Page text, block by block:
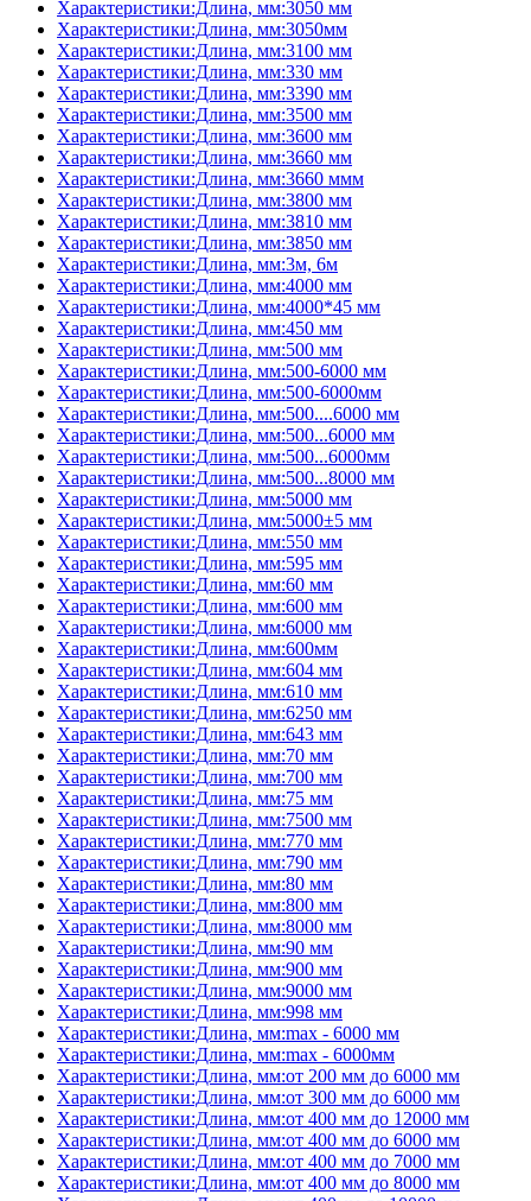
Характеристики:Длина, мм:3050 мм
Характеристики:Длина, мм:3050мм
Характеристики:Длина, мм:3100 мм
Характеристики:Длина, мм:330 мм
Характеристики:Длина, мм:3390 мм
Характеристики:Длина, мм:3500 мм
Характеристики:Длина, мм:3600 мм
Характеристики:Длина, мм:3660 мм
Характеристики:Длина, мм:3660 ммм
Характеристики:Длина, мм:3800 мм
Характеристики:Длина, мм:3810 мм
Характеристики:Длина, мм:3850 мм
Характеристики:Длина, мм:3м, 6м
Характеристики:Длина, мм:4000 мм
Характеристики:Длина, мм:4000*45 мм
Характеристики:Длина, мм:450 мм
Характеристики:Длина, мм:500 мм
Характеристики:Длина, мм:500-6000 мм
Характеристики:Длина, мм:500-6000мм
Характеристики:Длина, мм:500....6000 мм
Характеристики:Длина, мм:500...6000 мм
Характеристики:Длина, мм:500...6000мм
Характеристики:Длина, мм:500...8000 мм
Характеристики:Длина, мм:5000 мм
Характеристики:Длина, мм:5000±5 мм
Характеристики:Длина, мм:550 мм
Характеристики:Длина, мм:595 мм
Характеристики:Длина, мм:60 мм
Характеристики:Длина, мм:600 мм
Характеристики:Длина, мм:6000 мм
Характеристики:Длина, мм:600мм
Характеристики:Длина, мм:604 мм
Характеристики:Длина, мм:610 мм
Характеристики:Длина, мм:6250 мм
Характеристики:Длина, мм:643 мм
Характеристики:Длина, мм:70 мм
Характеристики:Длина, мм:700 мм
Характеристики:Длина, мм:75 мм
Характеристики:Длина, мм:7500 мм
Характеристики:Длина, мм:770 мм
Характеристики:Длина, мм:790 мм
Характеристики:Длина, мм:80 мм
Характеристики:Длина, мм:800 мм
Характеристики:Длина, мм:8000 мм
Характеристики:Длина, мм:90 мм
Характеристики:Длина, мм:900 мм
Характеристики:Длина, мм:9000 мм
Характеристики:Длина, мм:998 мм
Характеристики:Длина, мм:max - 6000 мм
Характеристики:Длина, мм:max - 6000мм
Характеристики:Длина, мм:от 200 мм до 6000 мм
Характеристики:Длина, мм:от 300 мм до 6000 мм
Характеристики:Длина, мм:от 400 мм до 12000 мм
Характеристики:Длина, мм:от 400 мм до 6000 мм
Характеристики:Длина, мм:от 400 мм до 7000 мм
Характеристики:Длина, мм:от 400 мм до 8000 мм